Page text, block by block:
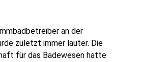
an der
zuletzt immer lauter. Die
für das Badewesen hatte